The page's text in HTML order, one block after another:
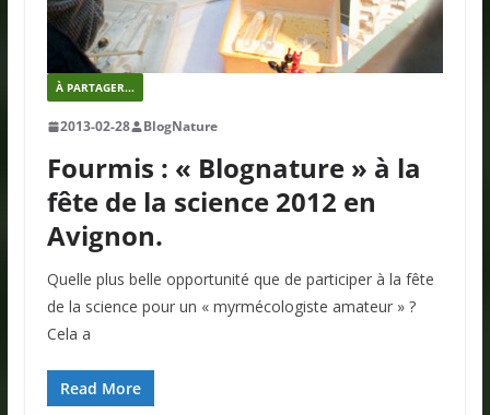
À PARTAGER...
2013-02-28 BlogNature
Fourmis : « Blognature » à la
fête de la science 2012 en
Avignon.
Quelle plus belle opportunité que de participer à la fête
de la science pour un « myrmécologiste amateur » ?
Cela a
Read More